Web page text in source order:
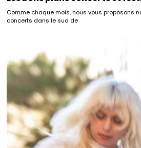
Comme chaque mois, nous vous proposons
concerts dans le sud de